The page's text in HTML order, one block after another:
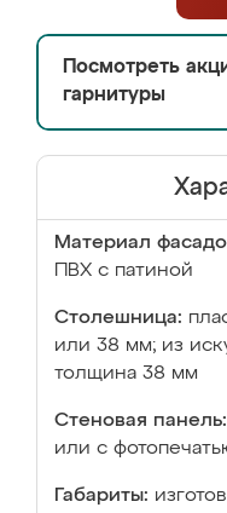
Посмотреть
гарнитуры
Материал
ПВХ с патиной
Столешница:
или 38 мм; из
толщина 38 мм
Стеновая панель:
или с
Габариты: